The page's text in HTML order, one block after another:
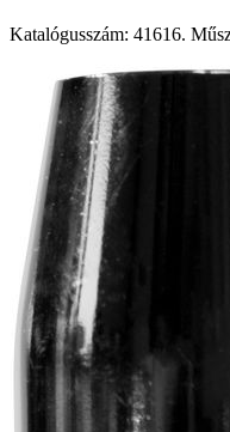
Katalógusszám: 41616.